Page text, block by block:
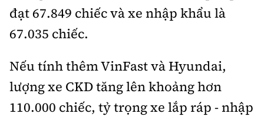
đạt 67.849 chiếc và xe nhập khẩu là
67.035 chiếc.
Nếu tính thêm VinFast và Hyundai,
lượng xe CKD tăng lên khoảng hơn
110.000 chiếc, tỷ trọng xe lắp ráp - nhập